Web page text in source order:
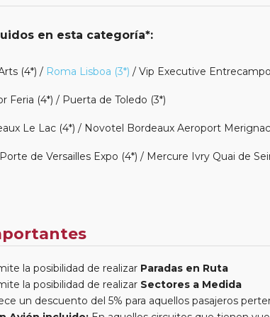
en esta categoría*:
(4*) / Roma Lisboa (3*) / Vip Executive
Feria (4*) / Puerta de Toledo (3*)
Le Lac (4*) / Novotel Bordeaux Aeroport
de Versailles Expo (4*) / Mercure Ivry Quai de
la posibilidad de realizar Paradas en Ruta
la posibilidad de realizar Sectores a Medida
un descuento del 5% para aquellos pasajeros